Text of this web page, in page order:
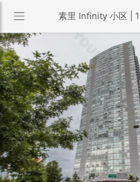
素里 Infinity 小区 |